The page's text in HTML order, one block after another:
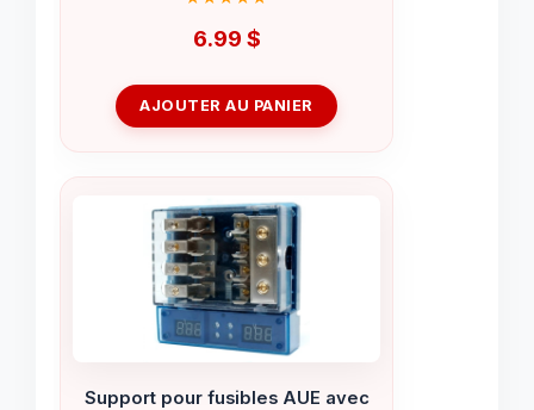
6.99 $
AJOUTER AU PANIER
Support pour fusibles AUE avec